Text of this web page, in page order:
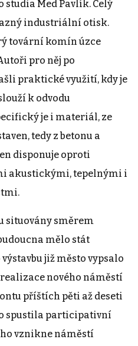
Med Pavlík. Celý
industriální otisk.
tovární komín úzce
pro něj po
praktické využití, kdy je
k odvodu
je i materiál, ze
tedy z betonu a
disponuje oproti
akustickými, tepelnými i
situovány směrem
mělo stát
již město vypsalo
nového náměstí
příštích pěti až deseti
spustila participativní
vznikne náměstí